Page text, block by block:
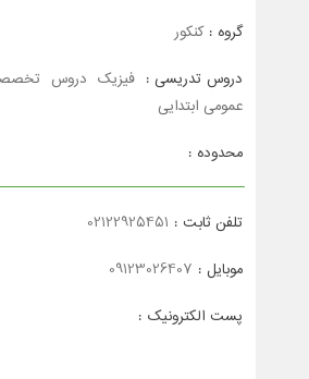
گروه : کنکور
دروس تدریسی : فیزیک دروس
عمومی ابتدایی
محدوده :
تلفن ثابت :
موبایل :
پست الکترونیک :